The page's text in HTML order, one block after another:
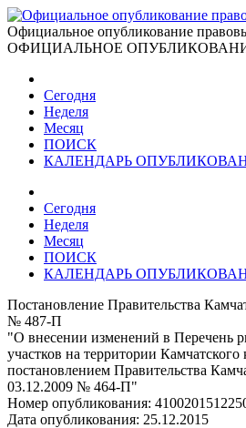
Официальное опубликование
ОФИЦИАЛЬНОЕ
Сегодня
Неделя
Месяц
ПОИСК
КАЛЕНДАРЬ
Сегодня
Неделя
Месяц
ПОИСК
КАЛЕНДАРЬ
Постановление Правительства
№ 487-П
"О внесении изменений в Перечень
участков на территории
постановлением Правительства
03.12.2009 № 464-П"
Номер опубликования:
Дата опубликования: 25.12.2015